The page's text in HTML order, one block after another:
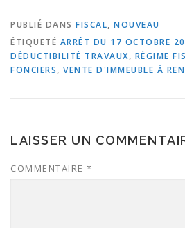
PUBLIÉ DANS FISCAL, NOUVEAU
ÉTIQUETÉ ARRÊT DU 17 OCTOBRE
DÉDUCTIBILITÉ TRAVAUX, RÉGIME
FONCIERS, VENTE D'IMMEUBLE À
LAISSER UN
COMMENTAIRE *